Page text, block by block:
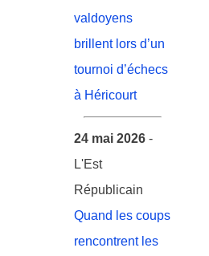
valdoyens
brillent lors d’un
tournoi d’échecs
à Héricourt
24 mai 2026 -
L'Est
Républicain
Quand les coups
rencontrent les